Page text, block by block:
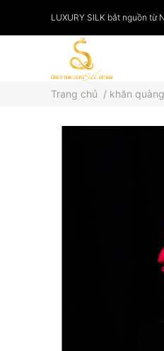
LUXURY SILK bắt nguồn từ
Trang chủ / khăn